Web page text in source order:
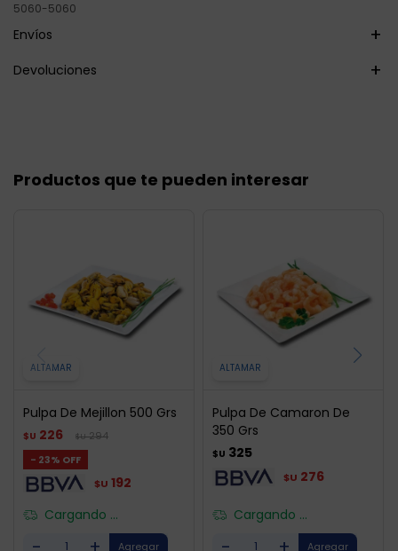
5060-5060
Envíos
Devoluciones
Productos que te pueden interesar
ALTAMAR
Pulpa De Mejillon 500 Grs
$U 226 $U 294
23
$U 192
Cargando ...
ALTAMAR
Pulpa De Camaron De
350 Grs
$U 325
$U 276
Cargando ...